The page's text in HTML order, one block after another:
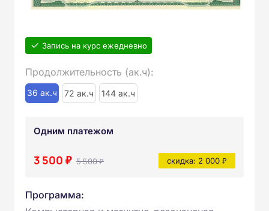
Запись на курс ежедневно
Продолжительность (ак.ч):
36 ак.ч 72 ак.ч 144 ак.ч
Одним платежом
3 500 ₽ 5 500 ₽ скидка: 2 000 ₽
Программа: